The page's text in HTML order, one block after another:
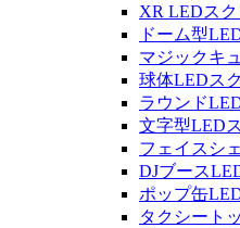
XR LEDス
ドーム型
マジックキ
球体LEDス
ラウンド
文字型LED
フェイスシ
DJブース
ポップ缶
タクシート